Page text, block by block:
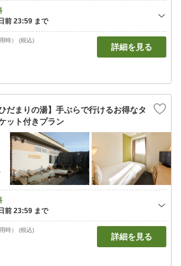
時） (税込)
詳細を見る
だまりの湯】手ぶらで行けるお得なタ
ット付きプラン
時） (税込)
詳細を見る